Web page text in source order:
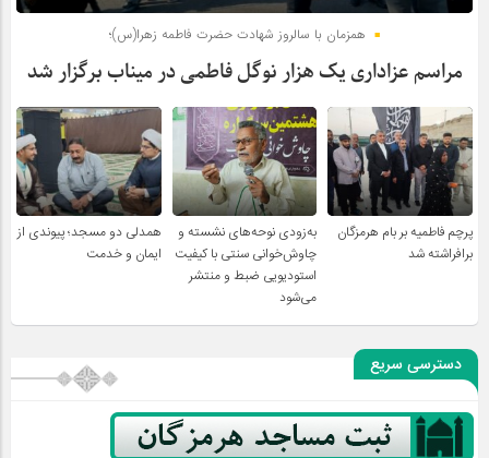
همزمان با سالروز شهادت حضرت فاطمه زهرا(س)؛
مراسم عزاداری یک هزار نوگل فاطمی در میناب برگزار شد
پرچم فاطمیه بر بام هرمزگان
برافراشته شد
به‌زودی نوحه‌های نشسته و
چاوش‌خوانی سنتی با کیفیت
استودیویی ضبط و منتشر
می‌شود
همدلی دو مسجد؛ پیوندی از
ایمان و خدمت
دسترسی سریع